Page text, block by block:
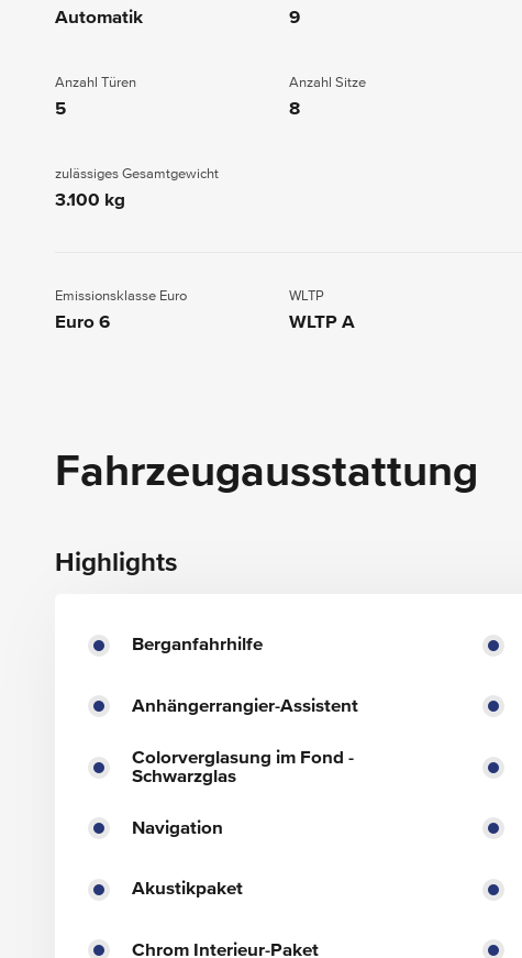
Automatik 9
Anzahl Türen
5
Anzahl Sitze
8
zulässiges Gesamtgewicht
3.100 kg
Emissionsklasse Euro
Euro 6
WLTP
WLTP A
Fahrzeugausstattung
Highlights
Berganfahrhilfe
Anhängerrangier-Assistent
Colorverglasung im Fond -
Schwarzglas
Navigation
Akustikpaket
Chrom Interieur-Paket